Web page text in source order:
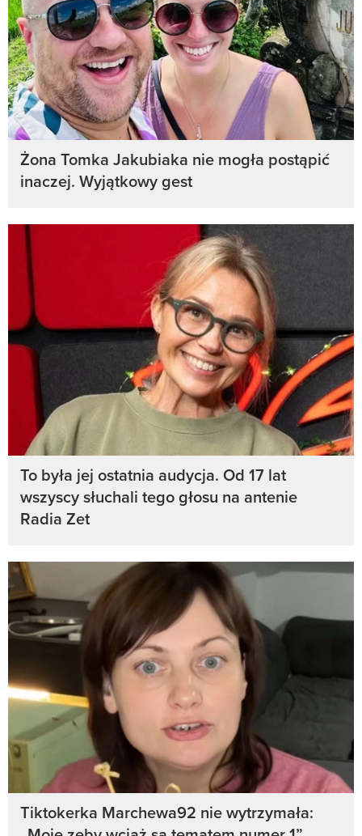
Żona Tomka Jakubiaka nie mogła postąpić
inaczej. Wyjątkowy gest
To była jej ostatnia audycja. Od 17 lat
wszyscy słuchali tego głosu na antenie
Radia Zet
Tiktokerka Marchewa92 nie wytrzymała: